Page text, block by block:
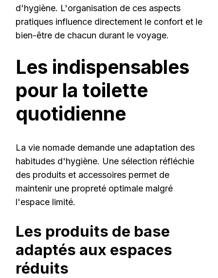
d'hygiène. L'organisation de ces aspects
pratiques influence directement le confort et le
bien-être de chacun durant le voyage.
Les indispensables
pour la toilette
quotidienne
La vie nomade demande une adaptation des
habitudes d'hygiène. Une sélection réfléchie
des produits et accessoires permet de
maintenir une propreté optimale malgré
l'espace limité.
Les produits de base
adaptés aux espaces
réduits